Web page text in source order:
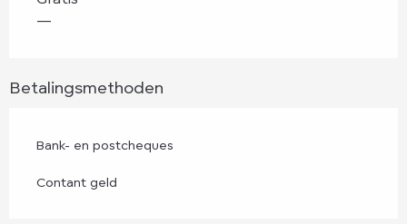
—
Betalingsmethoden
Bank- en postcheques
Contant geld